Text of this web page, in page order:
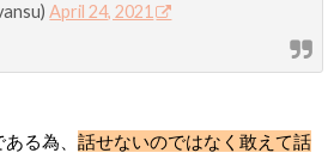
April 24, 2021
る為、 話せないのではなく敢えて話